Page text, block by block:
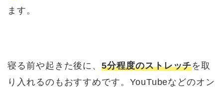
ます。
寝る前や起きた後に、5分程度のストレッチを取
り入れるのもおすすめです。YouTubeなどのオン